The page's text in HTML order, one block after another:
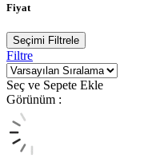
Fiyat
Seçimi Filtrele
Filtre
Seç ve Sepete Ekle
Görünüm :